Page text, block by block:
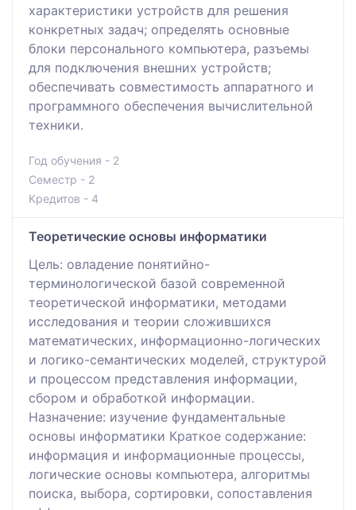
характеристики устройств для решения
конкретных задач; определять основные
блоки персонального компьютера, разъемы
для подключения внешних устройств;
обеспечивать совместимость аппаратного и
программного обеспечения вычислительной
техники.
Год обучения - 2
Семестр - 2
Кредитов - 4
Теоретические основы информатики
Цель: овладение понятийно-
терминологической базой современной
теоретической информатики, методами
исследования и теории сложившихся
математических, информационно-логических
и логико-семантических моделей, структурой
и процессом представления информации,
сбором и обработкой информации.
Назначение: изучение фундаментальные
основы информатики Краткое содержание:
информация и информационные процессы,
логические основы компьютера, алгоритмы
поиска, выбора, сортировки, сопоставления